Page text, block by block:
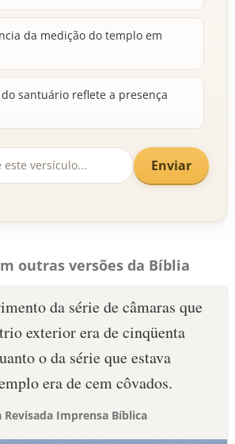
da medição do templo em
do santuário reflete a presença
Enviar
outras versões da Bíblia
da série de câmaras que
exterior era de cinqüenta
o da série que estava
era de cem côvados.
Revisada Imprensa Bíblica